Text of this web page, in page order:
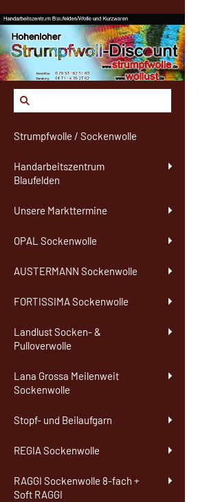
Strumpfwolle / Sockenwolle
Handarbeitszentrum
Blaufelden
Unsere Markttermine
OPAL Sockenwolle
AUSTERMANN Sockenwolle
FORTISSIMA Sockenwolle
Landlust Socken- &
Pulloverwolle
Lana Grossa Meilenweit
Sockenwolle
Stopf- und Beilaufgarn
REGIA Sockenwolle
RAGGI Sockenwolle 8-fach +
Soft RAGGI